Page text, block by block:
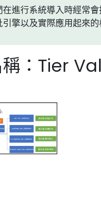
進行系統導入時經常
擎以及實際應用起來的
稱：Tier